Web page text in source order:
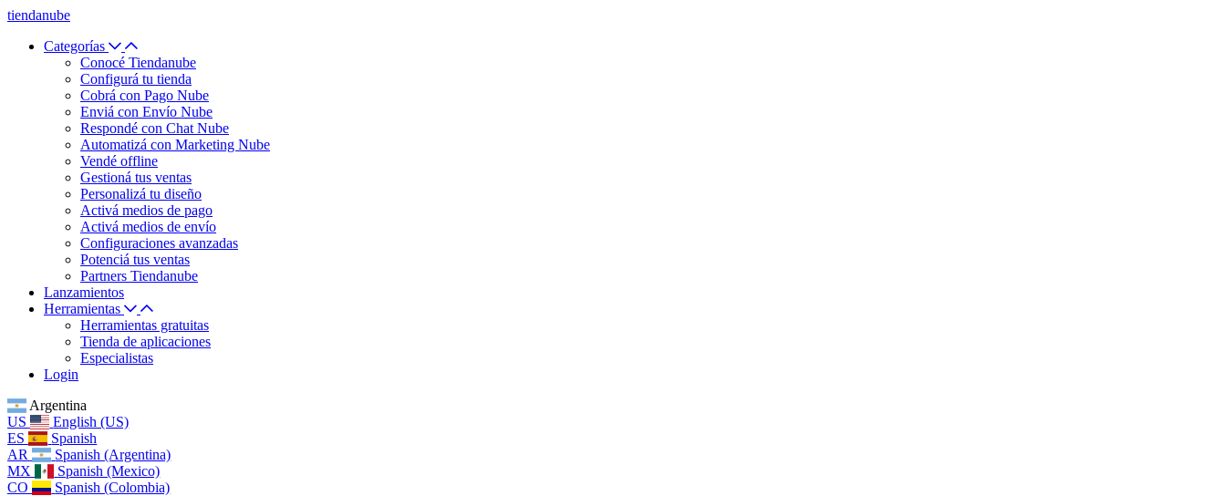
tiendanube
Categorías
Conocé Tiendanube
Configurá tu tienda
Cobrá con Pago Nube
Enviá con Envío Nube
Respondé con Chat Nube
Automatizá con Marketing Nube
Vendé offline
Gestioná tus ventas
Personalizá tu diseño
Activá medios de pago
Activá medios de envío
Configuraciones avanzadas
Potenciá tus ventas
Partners Tiendanube
Lanzamientos
Herramientas
Herramientas gratuitas
Tienda de aplicaciones
Especialistas
Login
Argentina
US
English (US)
ES
Spanish
AR
Spanish (Argentina)
MX
Spanish (Mexico)
CO
Spanish (Colombia)